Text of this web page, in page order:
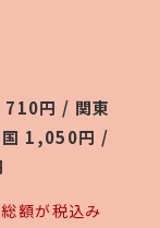
円 / 関東
国 1,050円 /
総額が税込み